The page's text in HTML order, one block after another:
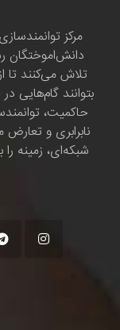
مرکز
دانش‌اموختگان
تلاش می‌کنند تا
بتوانند
حاکمیت،
نابرابری و
شبکه‌ای، زمینه